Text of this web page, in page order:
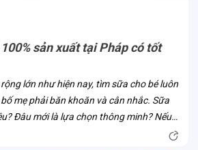
sản xuất tại Pháp có tốt
lớn như hiện nay, tìm sữa cho bé luôn
mẹ phải băn khoăn và cân nhắc. Sữa
Đâu mới là lựa chọn thông minh? Nếu
thắc mắc này, cùng Con Cưng thử